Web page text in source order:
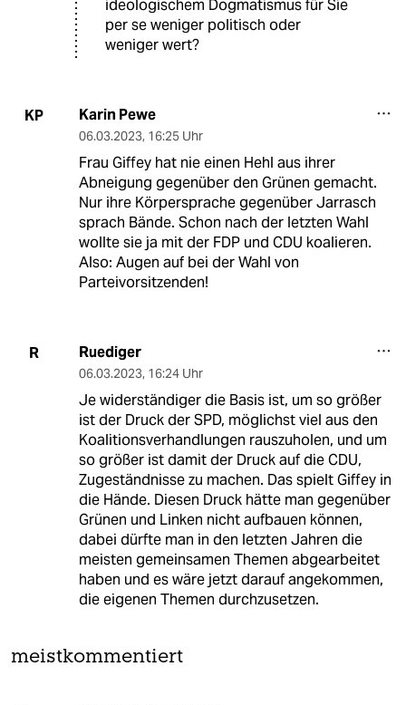
ideologischem Dogmatismus für Sie
per se weniger politisch oder
weniger wert?
KP Karin Pewe
06.03.2023, 16:25 Uhr
Frau Giffey hat nie einen Hehl aus ihrer
Abneigung gegenüber den Grünen gemacht.
Nur ihre Körpersprache gegenüber Jarrasch
sprach Bände. Schon nach der letzten Wahl
wollte sie ja mit der FDP und CDU koalieren.
Also: Augen auf bei der Wahl von
Parteivorsitzenden!
R Ruediger
06.03.2023, 16:24 Uhr
Je widerständiger die Basis ist, um so größer
ist der Druck der SPD, möglichst viel aus den
Koalitionsverhandlungen rauszuholen, und um
so größer ist damit der Druck auf die CDU,
Zugeständnisse zu machen. Das spielt Giffey in
die Hände. Diesen Druck hätte man gegenüber
Grünen und Linken nicht aufbauen können,
dabei dürfte man in den letzten Jahren die
meisten gemeinsamen Themen abgearbeitet
haben und es wäre jetzt darauf angekommen,
die eigenen Themen durchzusetzen.
meistkommentiert